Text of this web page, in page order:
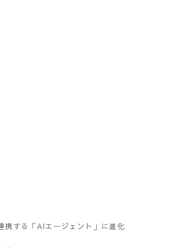
携する「AIエージェント」に進化